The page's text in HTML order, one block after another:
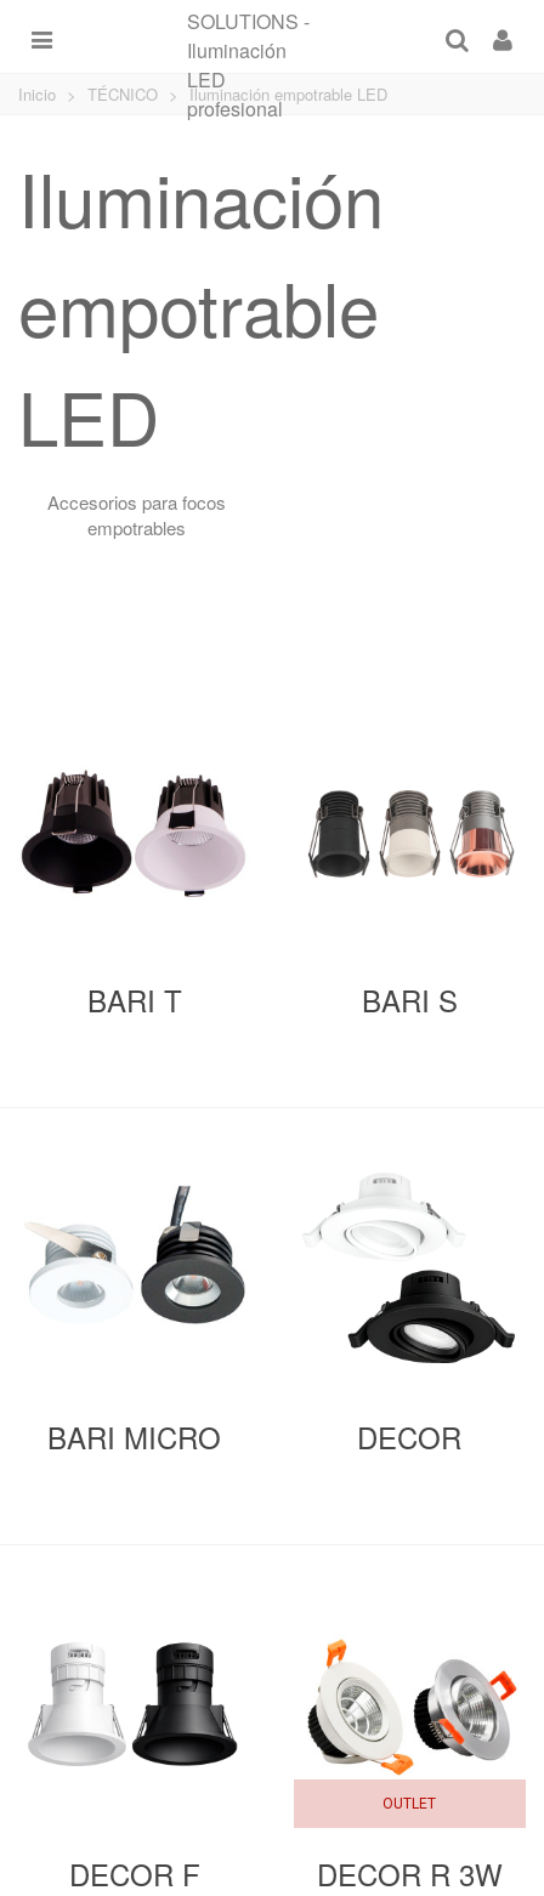
Inicio > TÉCNICO > Iluminación empotrable LED
Iluminación
empotrable
LED
Accesorios para focos
empotrables
BARI T BARI S
BARI MICRO DECOR
DECOR F
OUTLET
DECOR R 3W